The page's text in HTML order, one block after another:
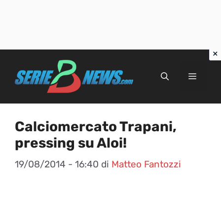
Menu
Calciomercato Trapani,
pressing su Aloi!
19/08/2014 - 16:40 di Matteo Fantozzi